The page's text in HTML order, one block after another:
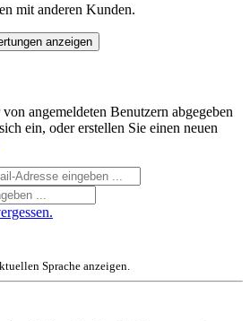
mit anderen Kunden.
anzeigen
angemeldeten Benutzern abgegeben
ein, oder erstellen Sie einen neuen
Sprache anzeigen.